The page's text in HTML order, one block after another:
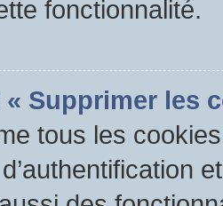
fonctionnalité.
Supprimer les
tous les